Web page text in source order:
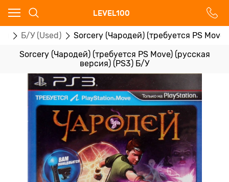
LEVEL100
Б/У (Used) Sorcery (Чародей) (требуется PS
Sorcery (Чародей) (требуется PS Move) (русская
версия) (PS3) Б/У
Ваш город - Москва,
угадали?
ДА НЕТ